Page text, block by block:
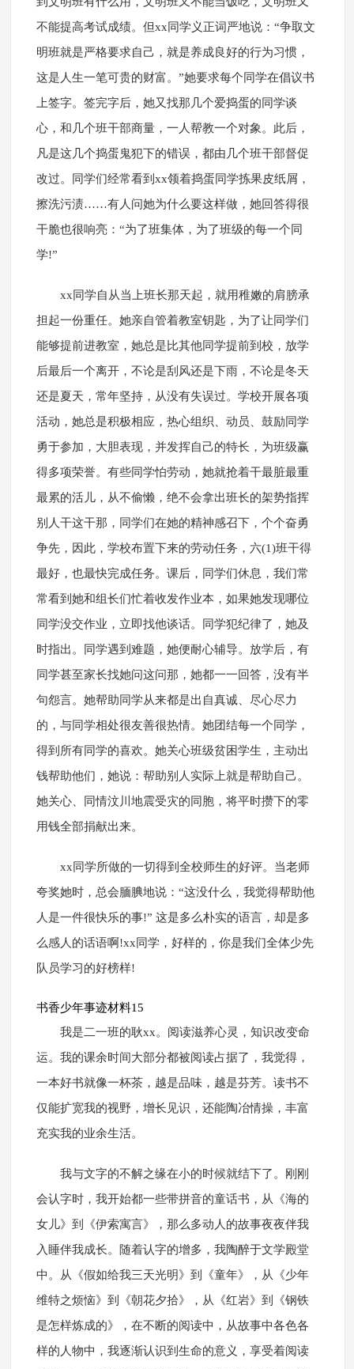
不能提高考试成绩。但xx同学义正词严地说：“争取文
明班就是严格要求自己，就是养成良好的行为习惯，
这是人生一笔可贵的财富。”她要求每个同学在倡议书
上签字。签完字后，她又找那几个爱捣蛋的同学谈
心，和几个班干部商量，一人帮教一个对象。此后，
凡是这几个捣蛋鬼犯下的错误，都由几个班干部督促
改过。同学们经常看到xx领着捣蛋同学拣果皮纸屑，
擦洗污渍……有人问她为什么要这样做，她回答得很
干脆也很响亮：“为了班集体，为了班级的每一个同
学!”
xx同学自从当上班长那天起，就用稚嫩的肩膀承
担起一份重任。她亲自管着教室钥匙，为了让同学们
能够提前进教室，她总是比其他同学提前到校，放学
后最后一个离开，不论是刮风还是下雨，不论是冬天
还是夏天，常年坚持，从没有失误过。学校开展各项
活动，她总是积极相应，热心组织、动员、鼓励同学
勇于参加，大胆表现，并发挥自己的特长，为班级赢
得多项荣誉。有些同学怕劳动，她就抢着干最脏最重
最累的活儿，从不偷懒，绝不会拿出班长的架势指挥
别人干这干那，同学们在她的精神感召下，个个奋勇
争先，因此，学校布置下来的劳动任务，六(1)班干得
最好，也最快完成任务。课后，同学们休息，我们常
常看到她和组长们忙着收发作业本，如果她发现哪位
同学没交作业，立即找他谈话。同学犯纪律了，她及
时指出。同学遇到难题，她便耐心辅导。放学后，有
同学甚至家长找她问这问那，她都一一回答，没有半
句怨言。她帮助同学从来都是出自真诚、尽心尽力
的，与同学相处很友善很热情。她团结每一个同学，
得到所有同学的喜欢。她关心班级贫困学生，主动出
钱帮助他们，她说：帮助别人实际上就是帮助自己。
她关心、同情汶川地震受灾的同胞，将平时攒下的零
用钱全部捐献出来。
xx同学所做的一切得到全校师生的好评。当老师
夸奖她时，总会腼腆地说：“这没什么，我觉得帮助他
人是一件很快乐的事!” 这是多么朴实的语言，却是多
么感人的话语啊!xx同学，好样的，你是我们全体少先
队员学习的好榜样!
书香少年事迹材料15
我是二一班的耿xx。阅读滋养心灵，知识改变命
运。我的课余时间大部分都被阅读占据了，我觉得，
一本好书就像一杯茶，越是品味，越是芬芳。读书不
仅能扩宽我的视野，增长见识，还能陶冶情操，丰富
充实我的业余生活。
我与文字的不解之缘在小的时候就结下了。刚刚
会认字时，我开始都一些带拼音的童话书，从《海的
女儿》到《伊索寓言》，那么多动人的故事夜夜伴我
入睡伴我成长。随着认字的增多，我陶醉于文学殿堂
中。从《假如给我三天光明》到《童年》，从《少年
维特之烦恼》到《朝花夕拾》，从《红岩》到《钢铁
是怎样炼成的》，在不断的阅读中，从故事中各色各
样的人物中，我逐渐认识到生命的意义，享受着阅读